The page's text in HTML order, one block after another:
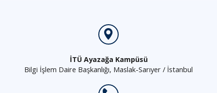
İTÜ Ayazağa Kampüsü
Bilgi İşlem Daire Başkanlığı, Maslak-Sarıyer / İstanbul